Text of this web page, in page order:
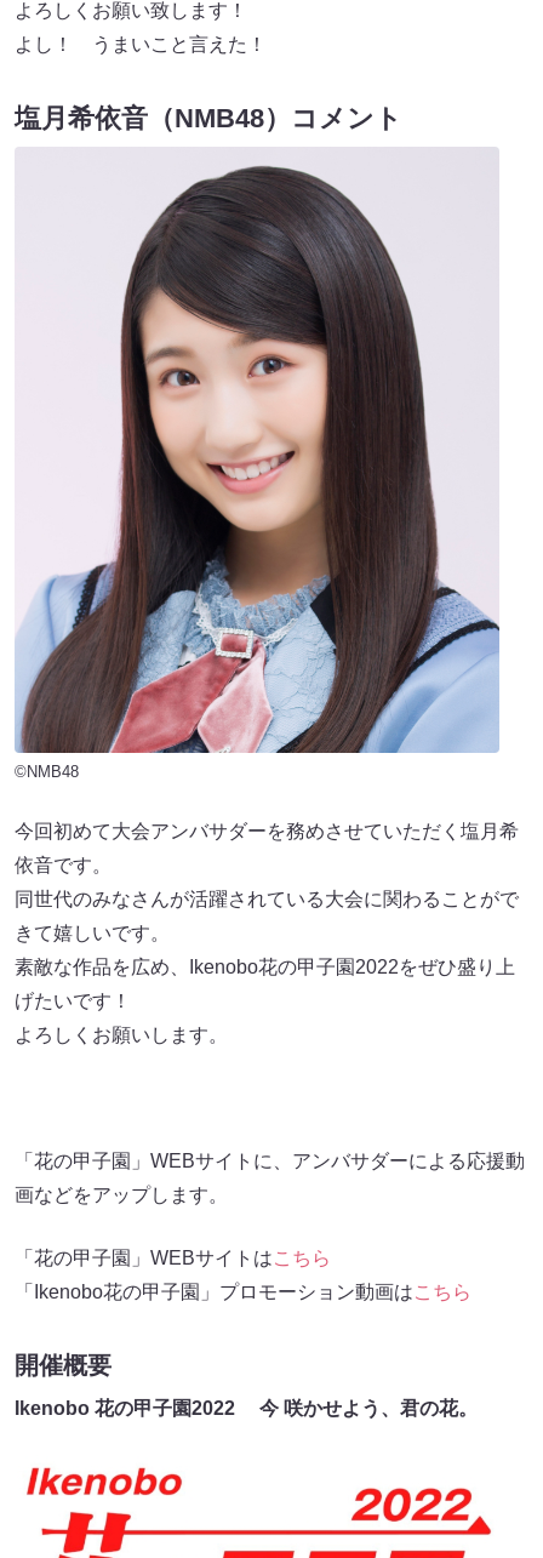
よろしくお願い致します！
よし！ うまいこと言えた！
塩月希依音（NMB48）コメント
©NMB48
今回初めて大会アンバサダーを務めさせていただく塩月希
依音です。
同世代のみなさんが活躍されている大会に関わることがで
きて嬉しいです。
素敵な作品を広め、Ikenobo花の甲子園2022をぜひ盛り上
げたいです！
よろしくお願いします。
「花の甲子園」WEBサイトに、アンバサダーによる応援動
画などをアップします。
「花の甲子園」WEBサイトはこちら
「Ikenobo花の甲子園」プロモーション動画はこちら
開催概要
Ikenobo 花の甲子園2022 今 咲かせよう、君の花。